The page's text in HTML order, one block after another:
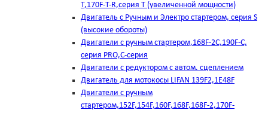
T,170F-T-R,серия Т (увеличенной мощности)
Двигатель с Ручным и Электро стартером, серия S
(высокие обороты)
Двигатели с ручным стартером,168F-2C,190F-C,
серия PRO,C-серия
Двигатели с редуктором с автом. сцеплением
Двигатель для мотокосы LIFAN 139F2,1E48F
Двигатели с ручным
стартером,152F,154F,160F,168F,168F-2,170F-